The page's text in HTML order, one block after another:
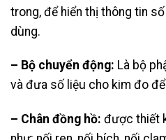
trong, để hiển thị thông tin
dùng.
– Bộ chuyển động: Là bộ
và đưa số liệu cho kim đo
– Chân đồng hồ: được thiết